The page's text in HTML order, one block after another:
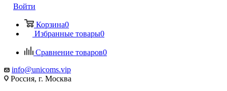
Войти
Корзина0
Избранные товары0
Сравнение товаров0
info@unicoms.vip
Россия, г. Москва